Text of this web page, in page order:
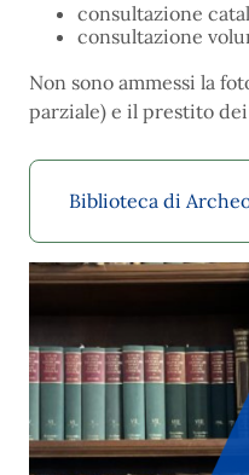
consultazione
consultazione
Non sono ammessi la
parziale) e il prestito
Biblioteca di